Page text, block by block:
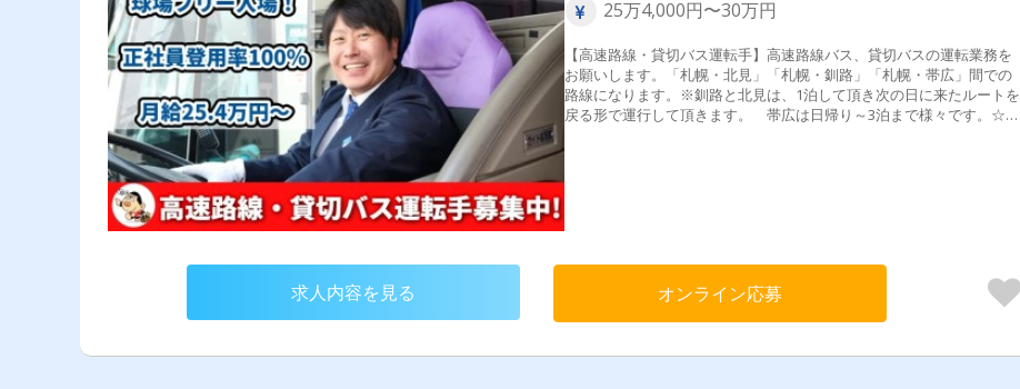
25万4,000円〜30万円
【高速路線・貸切バス運転手】高速路線バス、貸切バスの運転業務を
お願いします。「札幌・北見」「札幌・釧路」「札幌・帯広」間での
路線になります。※釧路と北見は、1泊して頂き次の日に来たルートを
戻る形で運行して頂きます。 帯広は日帰り～3泊まで様々です。☆ル
仕事の流れ（一例）＞出社・点呼 ▼2時間乗務（休憩15～30分）
求人内容を見る オンライン応募